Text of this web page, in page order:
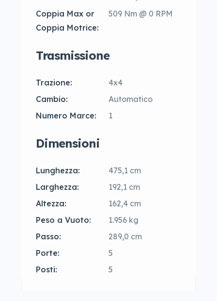
Coppia Max or
Coppia Motrice:
509 Nm @ 0 RPM
Trasmissione
Trazione:
4x4
Cambio:
Automatico
Numero Marce:
1
Dimensioni
Lunghezza:
475,1 cm
Larghezza:
192,1 cm
Altezza:
162,4 cm
Peso a Vuoto:
1.956 kg
Passo:
289,0 cm
Porte:
5
Posti:
5